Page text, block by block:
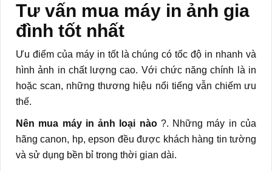
Tư vấn mua máy in ảnh gia
đình tốt nhất
Ưu điểm của máy in tốt là chúng có tốc độ in nhanh và
hình ảnh in chất lượng cao. Với chức năng chính là in
hoặc scan, những thương hiệu nổi tiếng vẫn chiếm ưu
thế.
Nên mua máy in ảnh loại nào?. Những máy in của
hãng canon, hp, epson đều được khách hàng tin tường
và sử dụng bền bỉ trong thời gian dài.